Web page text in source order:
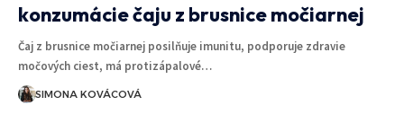
konzumácie čaju z brusnice močiarnej
Čaj z brusnice močiarnej posilňuje imunitu, podporuje zdravie
močových ciest, má protizápalové…
SIMONA KOVÁCOVÁ